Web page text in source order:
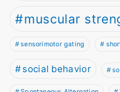
muscular
sensorimotor gating
social behavior